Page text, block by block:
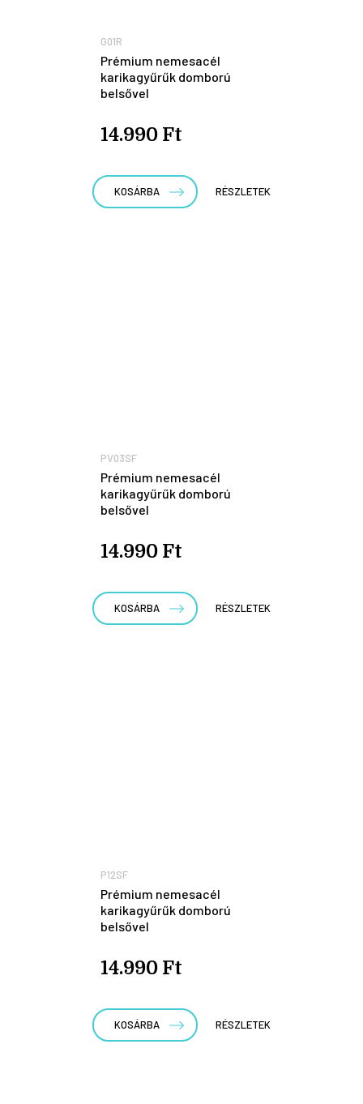
G01R
Prémium nemesacél
karikagyűrűk domború
belsővel
14.990 Ft
KOSÁRBA RÉSZLETEK
PV03SF
Prémium nemesacél
karikagyűrűk domború
belsővel
14.990 Ft
KOSÁRBA RÉSZLETEK
P12SF
Prémium nemesacél
karikagyűrűk domború
belsővel
14.990 Ft
KOSÁRBA RÉSZLETEK